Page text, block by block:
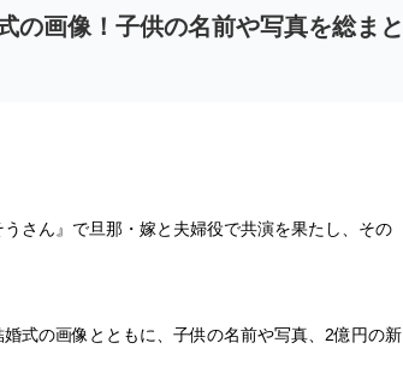
の画像！子供の名前や写真を総まと
さん』で旦那・嫁と夫婦役で共演を果たし、その
式の画像とともに、子供の名前や写真、2億円の新